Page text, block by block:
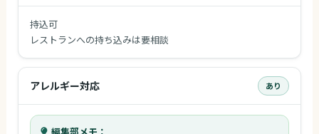
持込可
レストランへの持ち込みは要相談
アレルギー対応 あり